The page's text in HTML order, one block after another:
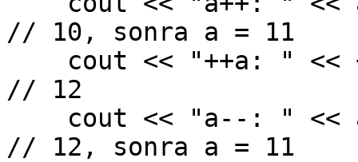
// 10, sonra a = 11
// 12
// 12, sonra a = 11